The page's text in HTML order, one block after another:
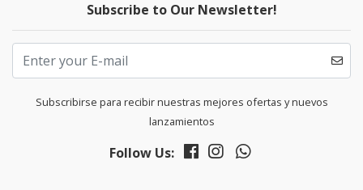
Subscribe to Our Newsletter!
Subscribirse para recibir nuestras mejores ofertas y nuevos
lanzamientos
Follow Us: